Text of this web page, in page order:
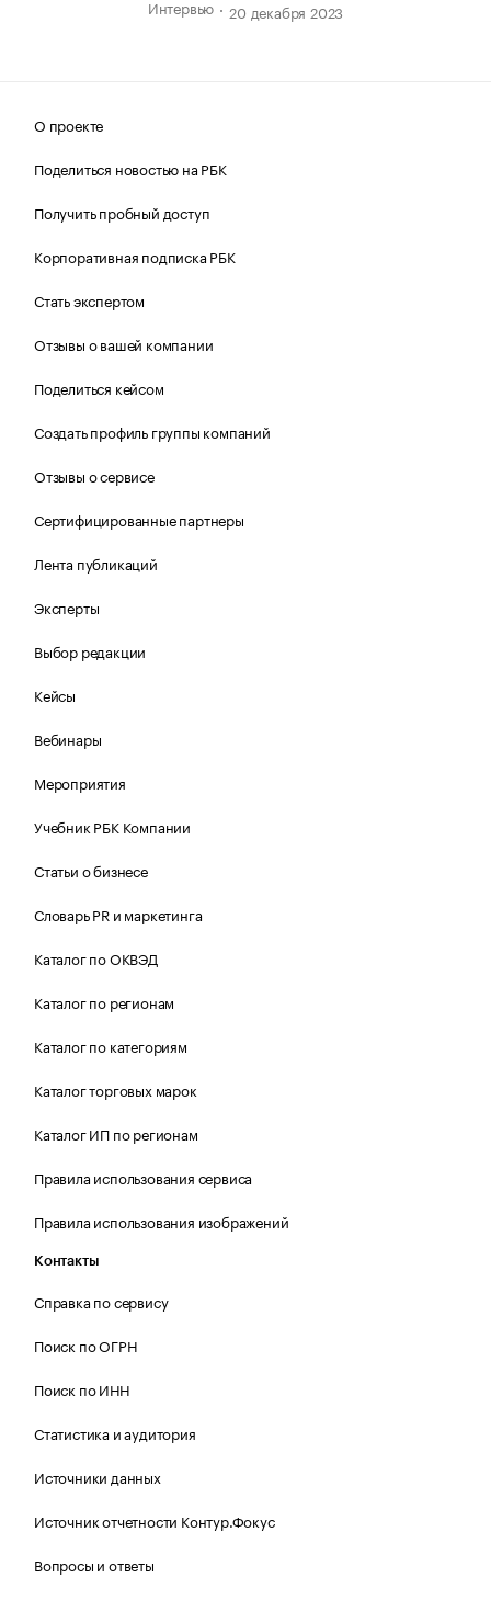
Интервью 20 декабря 2023
О проекте
Поделиться новостью на РБК
Получить пробный доступ
Корпоративная подписка РБК
Стать экспертом
Отзывы о вашей компании
Поделиться кейсом
Создать профиль группы компаний
Отзывы о сервисе
Сертифицированные партнеры
Лента публикаций
Эксперты
Выбор редакции
Кейсы
Вебинары
Мероприятия
Учебник РБК Компании
Статьи о бизнесе
Словарь PR и маркетинга
Каталог по ОКВЭД
Каталог по регионам
Каталог по категориям
Каталог торговых марок
Каталог ИП по регионам
Правила использования сервиса
Правила использования изображений
Контакты
Справка по сервису
Поиск по ОГРН
Поиск по ИНН
Статистика и аудитория
Источники данных
Источник отчетности Контур.Фокус
Вопросы и ответы